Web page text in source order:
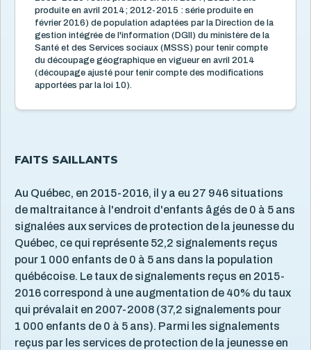
produite en avril 2014; 2012-2015 : série produite en
février 2016) de population adaptées par la Direction de la
gestion intégrée de l'information (DGII) du ministère de la
Santé et des Services sociaux (MSSS) pour tenir compte
du découpage géographique en vigueur en avril 2014
(découpage ajusté pour tenir compte des modifications
apportées par la loi 10).
FAITS SAILLANTS
Au Québec, en 2015-2016, il y a eu 27 946 situations
de maltraitance à l'endroit d'enfants âgés de 0 à 5 ans
signalées aux services de protection de la jeunesse du
Québec, ce qui représente 52,2 signalements reçus
pour 1 000 enfants de 0 à 5 ans dans la population
québécoise. Le taux de signalements reçus en 2015-
2016 correspond à une augmentation de 40% du taux
qui prévalait en 2007-2008 (37,2 signalements pour
1 000 enfants de 0 à 5 ans). Parmi les signalements
reçus par les services de protection de la jeunesse en